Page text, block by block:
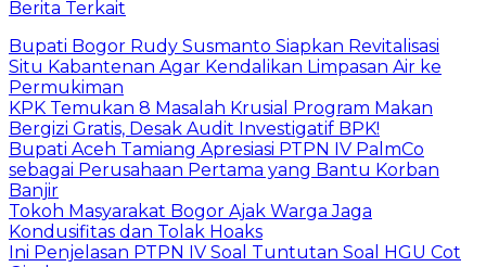
Berita Terkait
Bupati Bogor Rudy Susmanto Siapkan Revitalisasi
Situ Kabantenan Agar Kendalikan Limpasan Air ke
Permukiman
​KPK Temukan 8 Masalah Krusial Program Makan
Bergizi Gratis, Desak Audit Investigatif BPK!
Bupati Aceh Tamiang Apresiasi PTPN IV PalmCo
sebagai Perusahaan Pertama yang Bantu Korban
Banjir
Tokoh Masyarakat Bogor Ajak Warga Jaga
Kondusifitas dan Tolak Hoaks
Ini Penjelasan PTPN IV Soal Tuntutan Soal HGU Cot